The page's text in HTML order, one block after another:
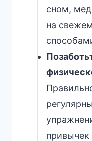
сном,
на
привычек